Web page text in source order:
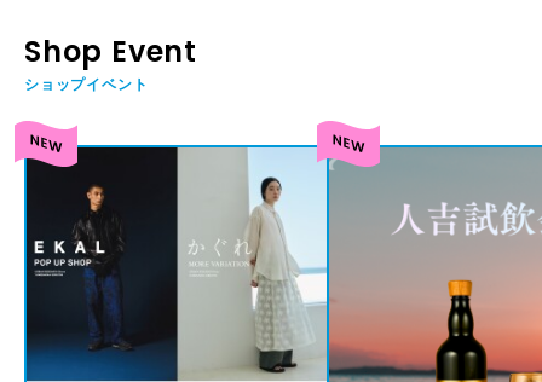
Shop Event
ショップイベント